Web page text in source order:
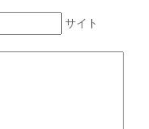
サイト